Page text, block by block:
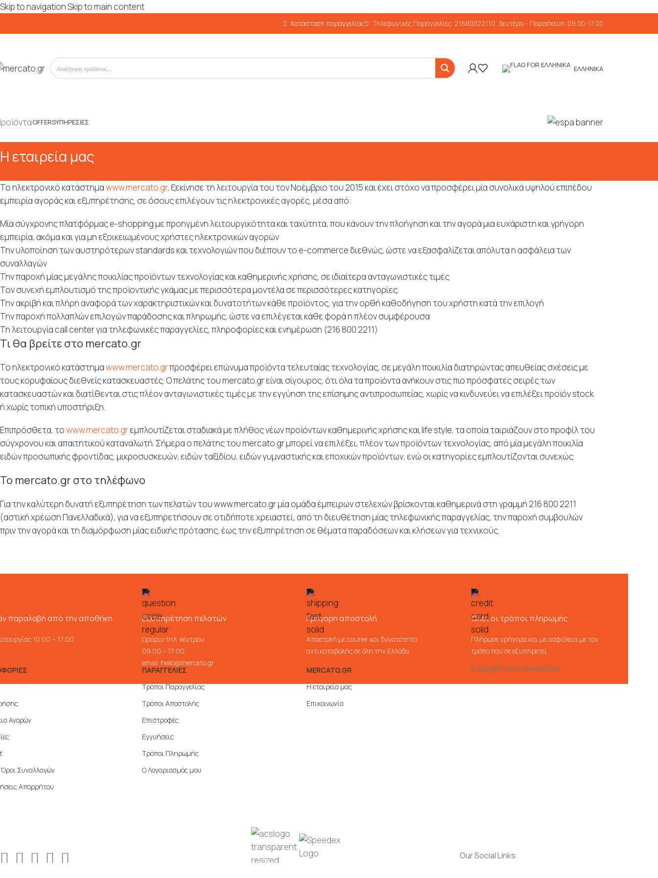
Skip to navigationSkip to main content
Κατάσταση παραγγελίας Τηλεφωνικές Παραγγελίες: 2168002211 Δευτέρα - Παρασκευή: 09.00-17.00
ΕΛΛΗΝΙΚΆ
OFFERSΥΠΗΡΕΣΊΕΣ
Η εταιρεία μας
Το ηλεκτρονικό κατάστημαwww.mercato.gr, ξεκίνησε τη λειτουργία του τον Νοέμβριο του 2015 και έχει στόχο να προσφέρει μία συνολικά υψηλού επιπέδου
εμπειρία αγοράς και εξυπηρέτησης, σε όσους επιλέγουν τις ηλεκτρονικές αγορές, μέσα από:
Mία σύγχρονης πλατφόρμας e-shopping με προηγμένη λειτουργικότητα και ταχύτητα, που κάνουν την πλοήγηση και την αγορά μια ευχάριστη και γρήγορη
εμπειρία, ακόμα και για μη εξοικειωμένους χρήστες ηλεκτρονικών αγορών
Την υλοποίηση των αυστηρότερων standards και τεχνολογιών που διέπουν το e-commerce διεθνώς, ώστε να εξασφαλίζεται απόλυτα η ασφάλεια των
συναλλαγών
Την παροχή μίας μεγάλης ποικιλίας προϊόντων τεχνολογίας και καθημερινής χρήσης, σε ιδιαίτερα ανταγωνιστικές τιμές
Τον συνεχή εμπλουτισμό της προϊοντικής γκάμας με περισσότερα μοντέλα σε περισσότερες κατηγορίες.
Την ακριβή και πλήρη αναφορά των χαρακτηριστικών και δυνατοτήτων κάθε προϊόντος, για την ορθή καθοδήγηση του χρήστη κατά την επιλογή
Την παροχή πολλαπλών επιλογών παράδοσης και πληρωμής, ώστε να επιλέγεται κάθε φορά η πλέον συμφέρουσα
Τη λειτουργία call center για τηλεφωνικές παραγγελίες, πληροφορίες και ενημέρωση (216 800 2211)
Τι θα βρείτε στο mercato.gr
Το ηλεκτρονικό κατάστημαwww.mercato.grπροσφέρει επώνυμα προϊόντα τελευταίας τεχνολογίας, σε μεγάλη ποικιλία διατηρώντας απευθείας σχέσεις με
τους κορυφαίους διεθνείς κατασκευαστές. Ο πελάτης του mercato.gr είναι σίγουρος, ότι όλα τα προϊόντα ανήκουν στις πιο πρόσφατες σειρές των
κατασκευαστών και διατίθενται στις πλέον ανταγωνιστικές τιμές με την εγγύηση της επίσημης αντιπροσωπείας, χωρίς να κινδυνεύει να επιλέξει προϊόν stock
ή χωρίς τοπική υποστήριξη.
Επιπρόσθετα, τοwww.mercato.grεμπλουτίζεται σταδιακά με πλήθος νέων προϊόντων καθημερινής χρήσης και life style, τα οποία ταιριάζουν στο προφίλ του
σύγχρονου και απαιτητικού καταναλωτή. Σήμερα ο πελάτης του mercato.gr μπορεί να επιλέξει, πλέον των προϊόντων τεχνολογίας, από μία μεγάλη ποικιλία
ειδών προσωπικής φροντίδας, μικροσυσκευών, ειδών ταξιδίου, ειδών γυμναστικής και εποχικών προϊόντων, ενώ οι κατηγορίες εμπλουτίζονται συνεχώς.
To mercato.gr στο τηλέφωνο
Για την καλύτερη δυνατή εξυπηρέτηση των πελατών του www.mercato.gr μία ομάδα έμπειρων στελεχών βρίσκονται καθημερινά στη γραμμή 216 800 2211
(αστική χρέωση Πανελλαδικά), για να εξυπηρετήσουν σε οτιδήποτε χρειαστεί, από τη διευθέτηση μίας τηλεφωνικής παραγγελίας, την παροχή συμβουλών
πριν την αγορά και τη διαμόρφωση μίας ειδικής πρότασης, έως την εξυπηρέτηση σε θέματα παραδόσεων και κλήσεων για τεχνικούς.
παραλαβή από την αποθήκη
10:00 – 17:00
Εξυπηρέτηση πελατών
Ωράριο τηλ. κέντρου
09:00 – 17:00
email: hello@mercato.gr
Γρήγορη αποστολή
Αποστολή με courier και δυνατότητα
αντικαταβολής σε όλη την Ελλάδα
Όλοι οι τρόποι πληρωμής
Πλήρωσε γρήγορα και με ασφάλεια με τον
τρόπο που σε εξυπηρετεί
Αγορών
Όροι Συναλλαγών
Απορρήτου
ΠΑΡΑΓΓΕΛΙΕΣ
Τρόποι Παραγγελίας
Τρόποι Αποστολής
Επιστροφές
Εγγυήσεις
Τρόποι Πληρωμής
Ο Λογαριασμός μου
MERCATO.GR
Η εταιρεία μας
Επικοινωνία
Εγγραφή στο newsletter:
Our Social Links: